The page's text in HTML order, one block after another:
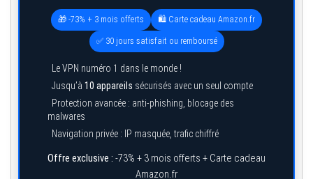
🎁 -73% + 3 mois offerts 🛍️ Carte cadeau Amazon.fr
✅ 30 jours satisfait ou remboursé
Le VPN numéro 1 dans le monde !
Jusqu’à 10 appareils sécurisés avec un seul compte
Protection avancée : anti-phishing, blocage des
malwares
Navigation privée : IP masquée, trafic chiffré
Offre exclusive : -73% + 3 mois offerts + Carte cadeau
Amazon.fr